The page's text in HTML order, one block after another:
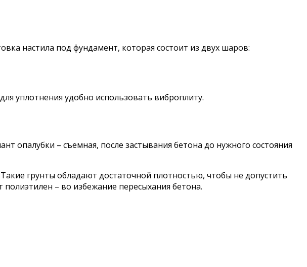
настила под фундамент, которая состоит из двух шаров:
уплотнения удобно использовать виброплиту.
опалубки – съемная, после застывания бетона до нужного состояния
грунты обладают достаточной плотностью, чтобы не допустить
– во избежание пересыхания бетона.